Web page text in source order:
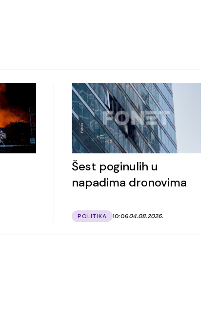
Šest poginulih u
napadima dronovima
POLITIKA 10:0604.08.2026.